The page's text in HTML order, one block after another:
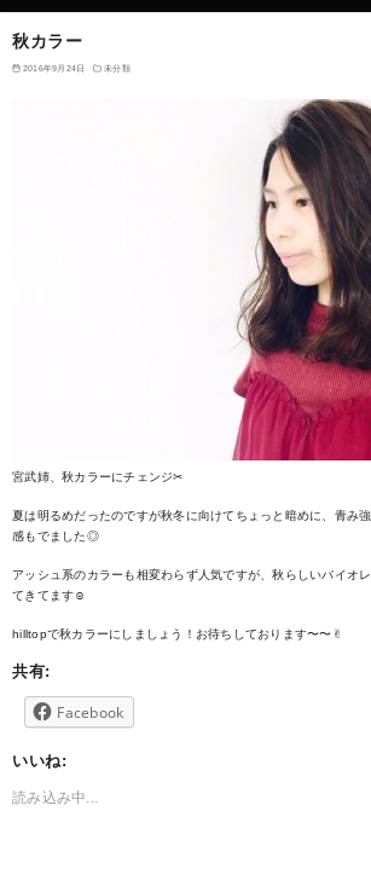
秋カラー
2016年9月24日 未分類
宮武姉、秋カラーにチェンジ✂︎
夏は明るめだったのですが秋冬に向けてちょっと暗めに、青み
感もでました◎
アッシュ系のカラーも相変わらず人気ですが、秋らしいバイオ
てきてます☺︎
hilltopで秋カラーにしましょう！お待ちしております〜〜✌︎
共有:
Facebook
いいね:
読み込み中...